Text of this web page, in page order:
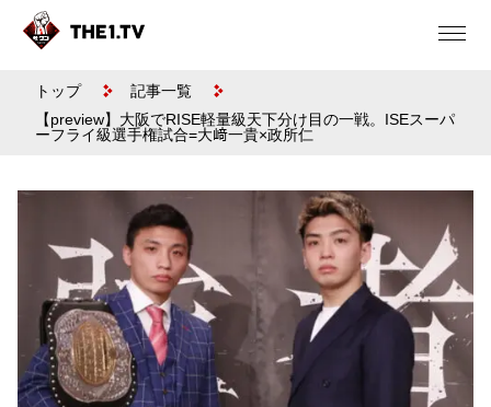
トップ
記事一覧
【preview】大阪でRISE軽量級天下分け目の一戦。ISEスーパ
ーフライ級選手権試合=大﨑一貴×政所仁